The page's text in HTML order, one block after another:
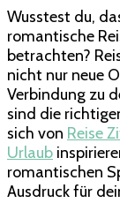
Wusstest du,
romantische
betrachten?
nicht nur neue
Verbindung zu
sind die
sich von Reise
Urlaub
romantischen
Ausdruck für